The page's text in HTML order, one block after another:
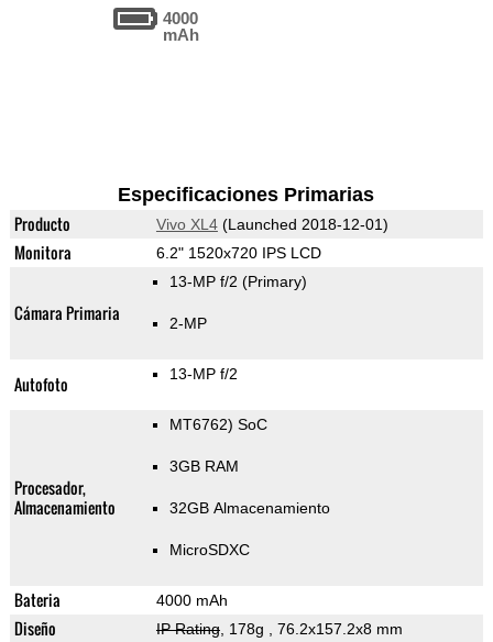
4000
mAh
Especificaciones Primarias
Producto Vivo XL4(Launched 2018-12-01)
Monitora 6.2" 1520x720 IPS LCD
Cámara Primaria
13-MP f/2 (Primary)
2-MP
Autofoto 13-MP f/2
Procesador,
Almacenamiento
MT6762) SoC
3GB RAM
32GB Almacenamiento
MicroSDXC
Bateria 4000 mAh
Diseño IP Rating, 178g , 76.2x157.2x8 mm